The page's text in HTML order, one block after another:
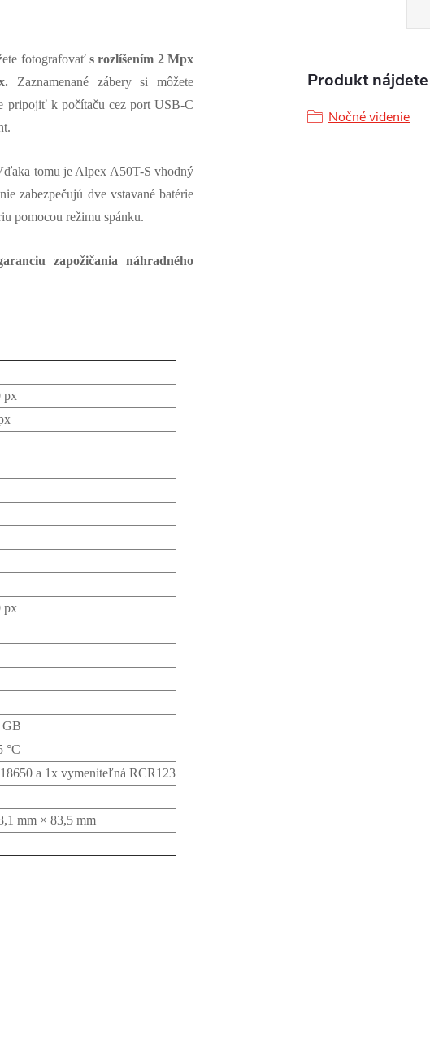
fotografovaťs rozlíšením 2 Mpx
Zaznamenané zábery si môžete
pripojiť k počítaču cez port USB-C
tomu je Alpex A50T-S vhodný
zabezpečujú dve vstavané batérie
pomocou režimu spánku.
zapožičania náhradného
px
px
GB
°C
a 1x vymeniteľná RCR123
mm × 83,5 mm
Produkt
Nočné videnie